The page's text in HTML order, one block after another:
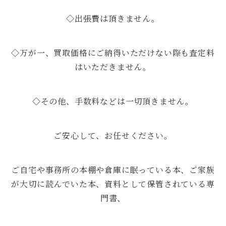
◇出張費は頂きません。
◇万が一、買取価格にご納得いただけない際も査定料
はいただきません。
◇その他、手数料などは一切頂きません。
ご安心して、お任せください。
ご自宅や事務所の本棚や倉庫に眠っている本、ご家族
が大切に読んでいた本、資料として保管されている専
門書、